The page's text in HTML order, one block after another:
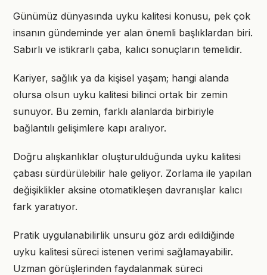
Günümüz dünyasında uyku kalitesi konusu, pek çok
insanın gündeminde yer alan önemli başlıklardan biri.
Sabırlı ve istikrarlı çaba, kalıcı sonuçların temelidir.
Kariyer, sağlık ya da kişisel yaşam; hangi alanda
olursa olsun uyku kalitesi bilinci ortak bir zemin
sunuyor. Bu zemin, farklı alanlarda birbiriyle
bağlantılı gelişimlere kapı aralıyor.
Doğru alışkanlıklar oluşturulduğunda uyku kalitesi
çabası sürdürülebilir hale geliyor. Zorlama ile yapılan
değişiklikler aksine otomatikleşen davranışlar kalıcı
fark yaratıyor.
Pratik uygulanabilirlik unsuru göz ardı edildiğinde
uyku kalitesi süreci istenen verimi sağlamayabilir.
Uzman görüşlerinden faydalanmak süreci